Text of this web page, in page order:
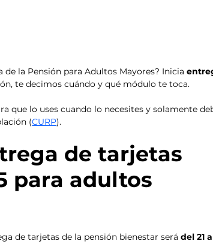
la Pensión para Adultos Mayores? Inicia
te decimos cuándo y qué módulo te toca.
que lo uses cuando lo necesites y solamente
(CURP).
de tarjetas
para adultos
de tarjetas de la pensión bienestar será del 21